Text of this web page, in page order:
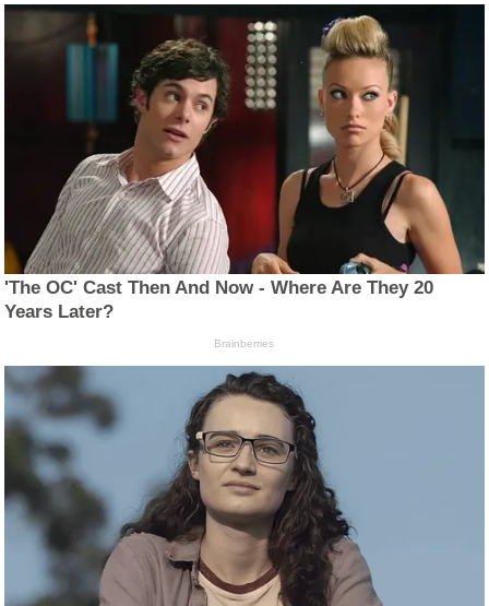
'The OC' Cast Then And Now - Where Are They 20
Years Later?
Brainberries